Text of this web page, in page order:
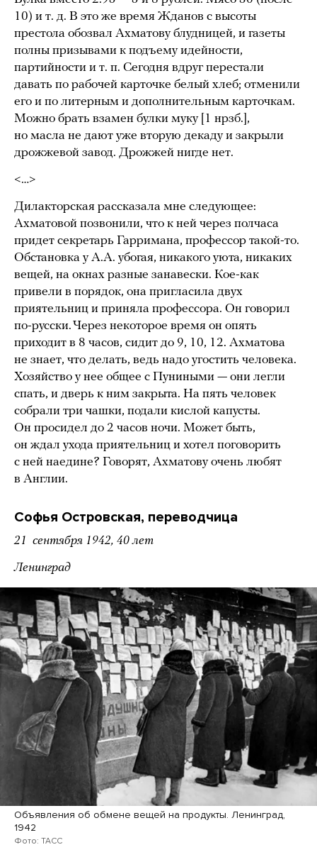
10) и т. д. В это же время Жданов с высоты
престола обозвал Ахматову блудницей, и газеты
полны призывами к подъему идейности,
партийности и т. п. Сегодня вдруг перестали
давать по рабочей карточке белый хлеб; отменили
его и по литерным и дополнительным карточкам.
Можно брать взамен булки муку [1 нрзб.],
но масла не дают уже вторую декаду и закрыли
дрожжевой завод. Дрожжей нигде нет.
<…>
Дилакторская рассказала мне следующее:
Ахматовой позвонили, что к ней через полчаса
придет секретарь Гарримана, профессор такой-то.
Обстановка у А.А. убогая, никакого уюта, никаких
вещей, на окнах разные занавески. Кое-как
привели в порядок, она пригласила двух
приятельниц и приняла профессора. Он говорил
по-русски. Через некоторое время он опять
приходит в 8 часов, сидит до 9, 10, 12. Ахматова
не знает, что делать, ведь надо угостить человека.
Хозяйство у нее общее с Пуниными — они легли
спать, и дверь к ним закрыта. На пять человек
собрали три чашки, подали кислой капусты.
Он просидел до 2 часов ночи. Может быть,
он ждал ухода приятельниц и хотел поговорить
с ней наедине? Говорят, Ахматову очень любят
в Англии.
Софья Островская, переводчица
21 сентября 1942, 40 лет
Ленинград
Объявления об обмене вещей на продукты. Ленинград,
1942
Фото: ТАСС